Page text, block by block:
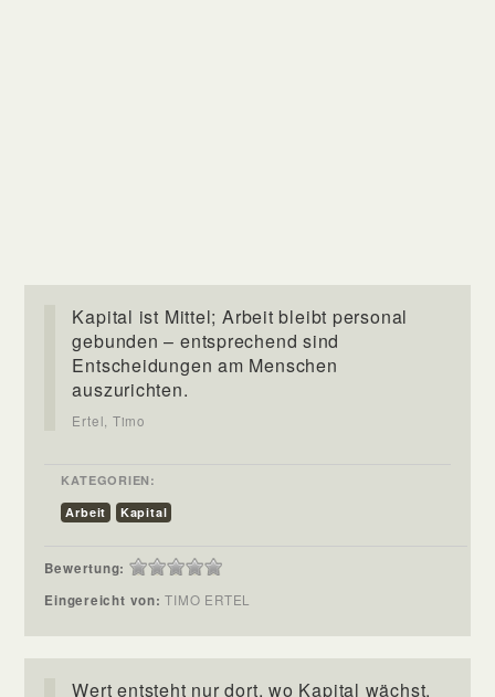
Kapital ist Mittel; Arbeit bleibt personal
gebunden – entsprechend sind
Entscheidungen am Menschen
auszurichten.
Ertel, Timo
KATEGORIEN:
Arbeit
Kapital
Bewertung:
Eingereicht von:TIMO ERTEL
Wert entsteht nur dort, wo Kapital wächst,